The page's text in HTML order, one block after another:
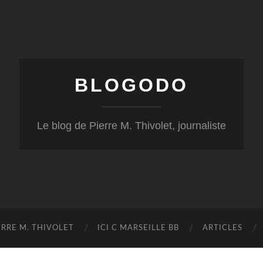
BLOGODO
Le blog de Pierre M. Thivolet, journaliste
M. THIVOLET ICI C MARSEILLE BB ARTICLES